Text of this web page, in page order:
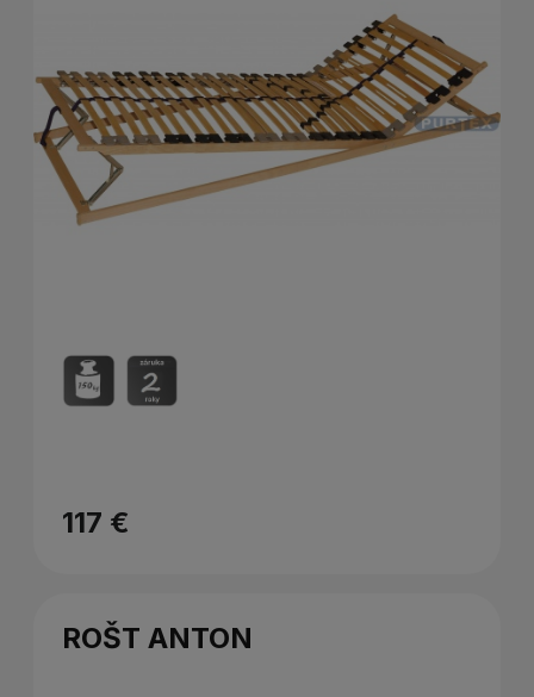
117 €
ROŠT ANTON